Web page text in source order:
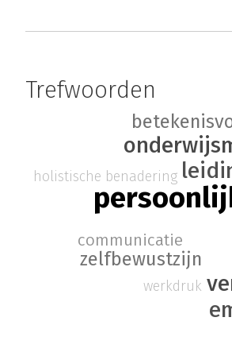
Trefwoorden
zelfbewustzijn
communicatie
werkdruk
holistische benadering